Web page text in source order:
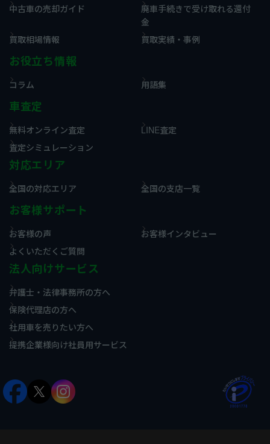
中古車の売却ガイド
廃車手続きで受け取れる還付
金
買取相場情報
買取実績・事例
お役立ち情報
コラム 用語集
車査定
無料オンライン査定
LINE査定
査定シミュレーション
対応エリア
全国の対応エリア 全国の支店一覧
お客様サポート
お客様の声
お客様インタビュー
よくいただくご質問
法人向けサービス
弁護士・法律事務所の方へ
保険代理店の方へ
社用車を売りたい方へ
提携企業様向け社員用サービス